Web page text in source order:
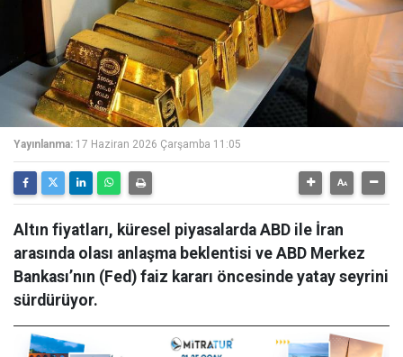
Yayınlanma: 17 Haziran 2026 Çarşamba 11:05
Altın fiyatları, küresel piyasalarda ABD ile İran
arasında olası anlaşma beklentisi ve ABD Merkez
Bankası’nın (Fed) faiz kararı öncesinde yatay seyrini
sürdürüyor.